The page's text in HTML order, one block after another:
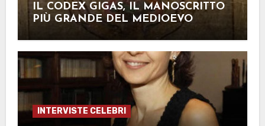
IL CODEX GIGAS, IL MANOSCRITTO
PIÙ GRANDE DEL MEDIOEVO
INTERVISTE CELEBRI